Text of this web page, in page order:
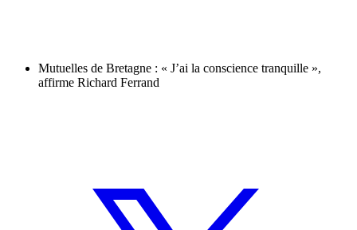
Mutuelles de Bretagne : « J’ai la conscience tranquille »,
affirme Richard Ferrand